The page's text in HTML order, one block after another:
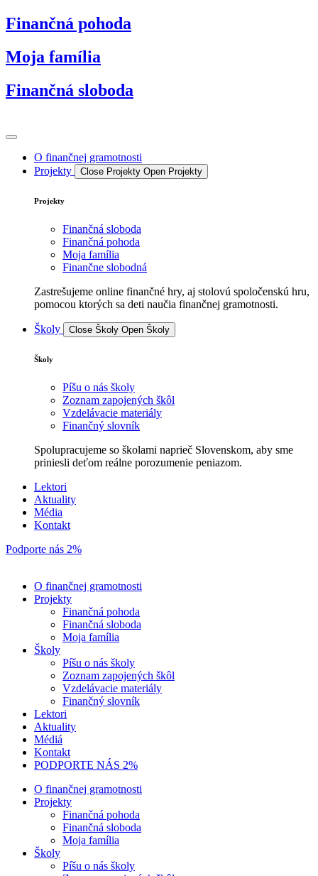
Preskočiť
na
Finančná pohoda
Moja família
Finančná sloboda
O finančnej gramotnosti
Projekty
Close Projekty Open Projekty
Projekty
Finančná sloboda
Finančná pohoda
Moja família
Finančne slobodná
Zastrešujeme online finančné hry, aj stolovú spoločenskú hru,
pomocou ktorých sa deti naučia finančnej gramotnosti.
Školy Close Školy Open Školy
Školy
Píšu o nás školy
Zoznam zapojených škôl
Vzdelávacie materiály
Finančný slovník
Spolupracujeme so školami naprieč Slovenskom, aby sme
priniesli deťom reálne porozumenie peniazom.
Lektori
Aktuality
Média
Kontakt
Podporte nás 2%
O finančnej gramotnosti
Projekty
Finančná pohoda
Finančná sloboda
Moja família
Školy
Píšu o nás školy
Zoznam zapojených škôl
Vzdelávacie materiály
Finančný slovník
Lektori
Aktuality
Médiá
Kontakt
PODPORTE NÁS 2%
O finančnej gramotnosti
Projekty
Finančná pohoda
Finančná sloboda
Moja família
Školy
Píšu o nás školy